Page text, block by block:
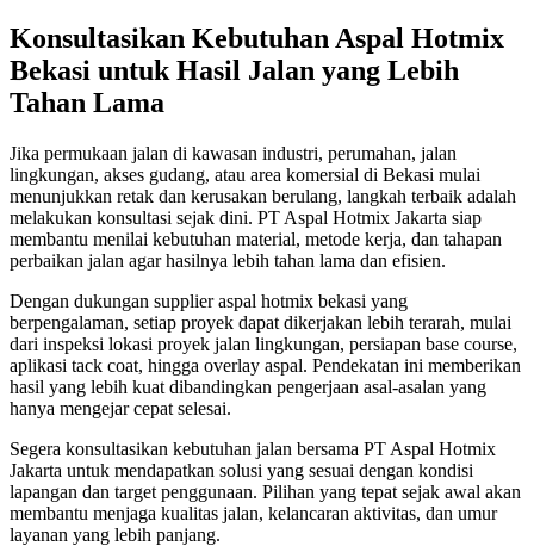
Konsultasikan Kebutuhan Aspal Hotmix
Bekasi untuk Hasil Jalan yang Lebih
Tahan Lama
Jika permukaan jalan di kawasan industri, perumahan, jalan
lingkungan, akses gudang, atau area komersial di Bekasi mulai
menunjukkan retak dan kerusakan berulang, langkah terbaik adalah
melakukan konsultasi sejak dini. PT Aspal Hotmix Jakarta siap
membantu menilai kebutuhan material, metode kerja, dan tahapan
perbaikan jalan agar hasilnya lebih tahan lama dan efisien.
Dengan dukungan supplier aspal hotmix bekasi yang
berpengalaman, setiap proyek dapat dikerjakan lebih terarah, mulai
dari inspeksi lokasi proyek jalan lingkungan, persiapan base course,
aplikasi tack coat, hingga overlay aspal. Pendekatan ini memberikan
hasil yang lebih kuat dibandingkan pengerjaan asal-asalan yang
hanya mengejar cepat selesai.
Segera konsultasikan kebutuhan jalan bersama PT Aspal Hotmix
Jakarta untuk mendapatkan solusi yang sesuai dengan kondisi
lapangan dan target penggunaan. Pilihan yang tepat sejak awal akan
membantu menjaga kualitas jalan, kelancaran aktivitas, dan umur
layanan yang lebih panjang.